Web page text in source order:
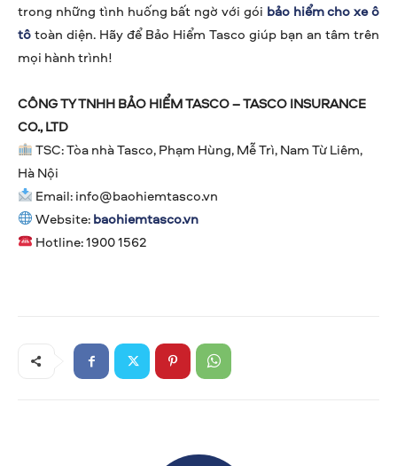
trong những tình huống bất ngờ với gói bảo hiểm cho xe ô
tôtoàn diện. Hãy để Bảo Hiểm Tasco giúp bạn an tâm trên
mọi hành trình!
CÔNG TY TNHH BẢO HIỂM TASCO – TASCO INSURANCE
CO., LTD
TSC: Tòa nhà Tasco, Phạm Hùng, Mễ Trì, Nam Từ Liêm,
Hà Nội
Email:info@baohiemtasco.vn
Website:baohiemtasco.vn
Hotline: 1900 1562